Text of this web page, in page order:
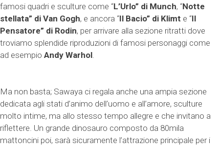
famosi quadri e sculture come “L’Urlo” di Munch, “Notte
stellata” di Van Gogh, e ancora “Il Bacio” di Klimt e “Il
Pensatore” di Rodin, per arrivare alla sezione ritratti dove
troviamo splendide riproduzioni di famosi personaggi come
ad esempio Andy Warhol.
Ma non basta; Sawaya ci regala anche una ampia sezione
dedicata agli stati d’animo dell’uomo e all’amore, sculture
molto intime, ma allo stesso tempo allegre e che invitano a
riflettere. Un grande dinosauro composto da 80mila
mattoncini poi, sarà sicuramente l’attrazione principale per i